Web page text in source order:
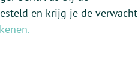
en krijg je de